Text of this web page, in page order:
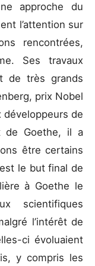
approche du
l’attention sur
rencontrées,
Ses travaux
de très grands
prix Nobel
développeurs de
de Goethe, il a
être certains
le but final de
à Goethe le
scientifiques
l’intérêt de
ci évoluaient
y compris les